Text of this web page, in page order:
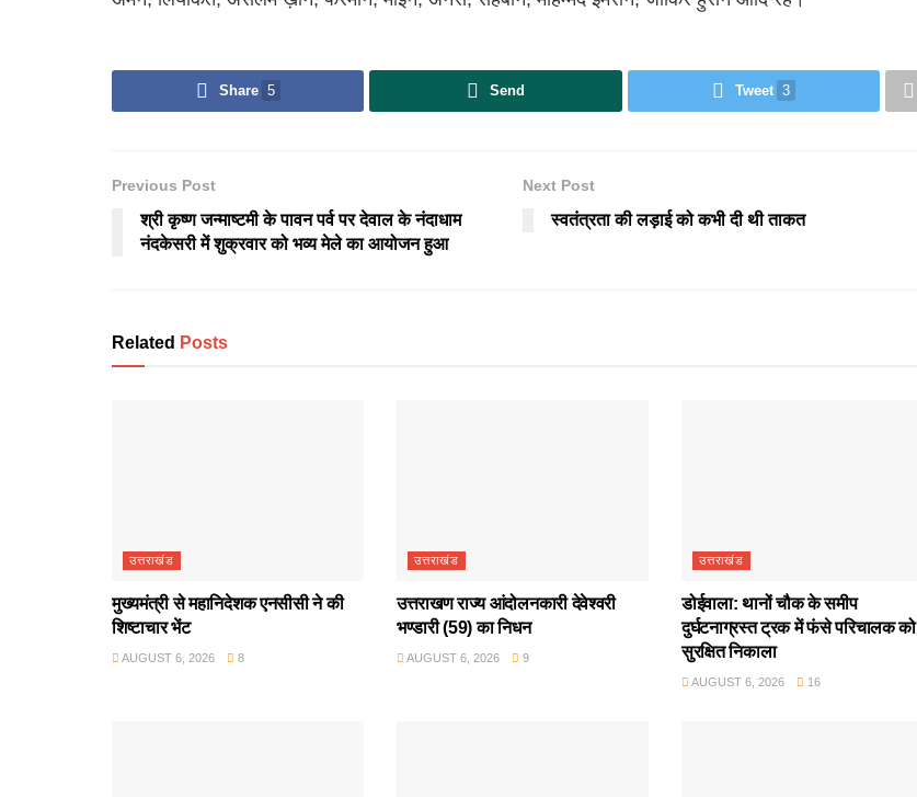
Share 5 Send Tweet 3
Previous Post
श्री कृष्ण जन्माष्टमी के पावन पर्व पर देवाल के नंदाधाम
नंदकेसरी में शुक्रवार को भव्य मेले का आयोजन हुआ
Next Post
स्वतंत्रता की लड़ाई को कभी दी थी ताकत
Related Posts
उत्तराखंड
मुख्यमंत्री से महानिदेशक एनसीसी ने की
शिष्टाचार भेंट
AUGUST 6, 2026 8
उत्तराखंड
उत्तराखण राज्य आंदोलनकारी देवेश्वरी
भण्डारी (59) का निधन
AUGUST 6, 2026 9
उत्तराखंड
डोईवाला: थानों चौक के समीप
दुर्घटनाग्रस्त ट्रक में फंसे परिचालक को
सुरक्षित निकाला
AUGUST 6, 2026 16